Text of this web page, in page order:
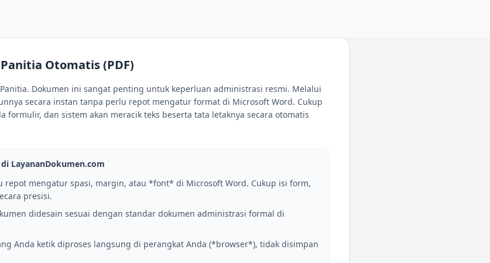
Otomatis (PDF)
Dokumen ini sangat penting untuk keperluan administrasi resmi. Melalui
secara instan tanpa perlu repot mengatur format di Microsoft Word. Cukup
formulir, dan sistem akan meracik teks beserta tata letaknya secara otomatis
LayananDokumen.com
repot mengatur spasi, margin, atau *font* di Microsoft Word. Cukup isi form,
presisi.
didesain sesuai dengan standar dokumen administrasi formal di
Anda ketik diproses langsung di perangkat Anda (*browser*), tidak disimpan